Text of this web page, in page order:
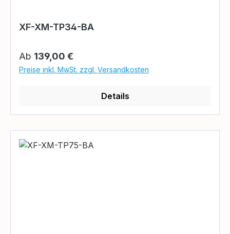
XF-XM-TP34-BA
Regulärer Preis:
Ab 139,00 €
Preise inkl. MwSt. zzgl. Versandkosten
Details